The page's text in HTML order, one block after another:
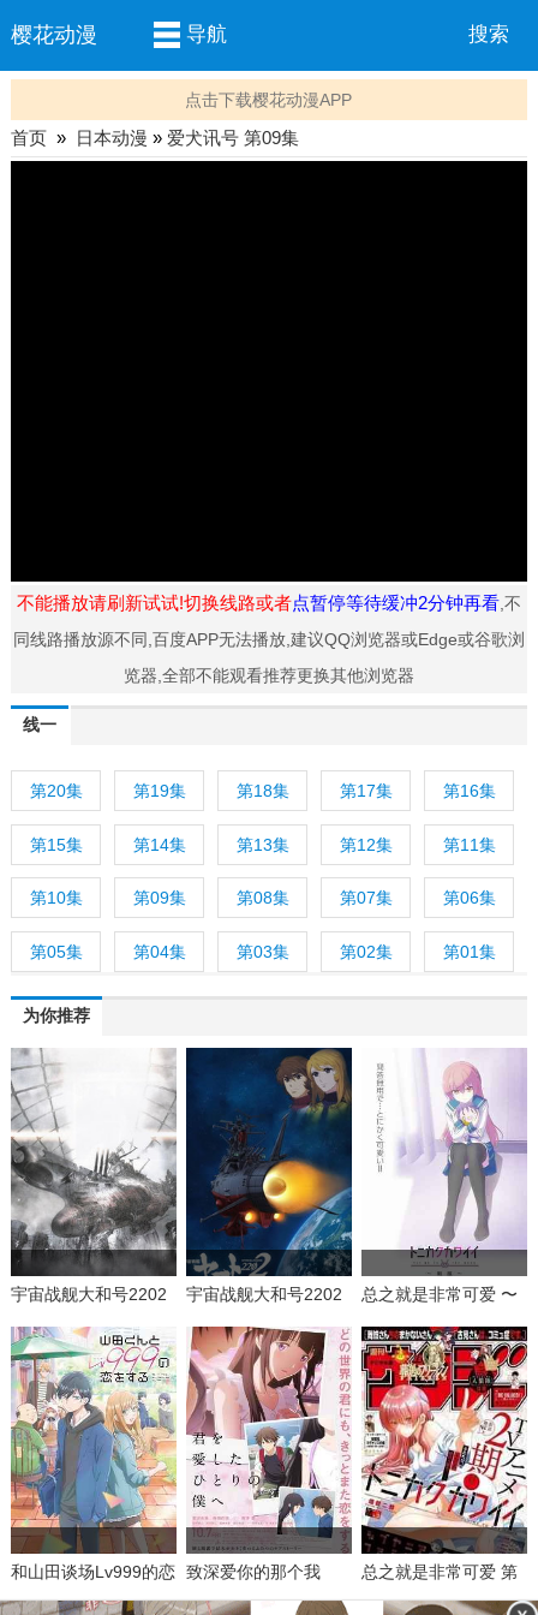
樱花动漫 导航 搜索
点击下载樱花动漫APP
首页» 日本动漫 » 爱犬讯号 第09集
不能播放请刷新试试!切换线路或者点暂停等待缓冲2分钟再看,不
同线路播放源不同,百度APP无法播放,建议QQ浏览器或Edge或谷歌浏
览器,全部不能观看推荐更换其他浏览器
线一
第20集 第19集 第18集 第17集 第16集
第15集 第14集 第13集 第12集 第11集
第10集 第09集 第08集 第07集 第06集
第05集 第04集 第03集 第02集 第01集
为你推荐
宇宙战舰大和号2202
爱的战士们
宇宙战舰大和号2202
爱的战士们
总之就是非常可爱 〜
制服〜
和山田谈场Lv999的恋
爱
致深爱你的那个我
总之就是非常可爱 第
二季